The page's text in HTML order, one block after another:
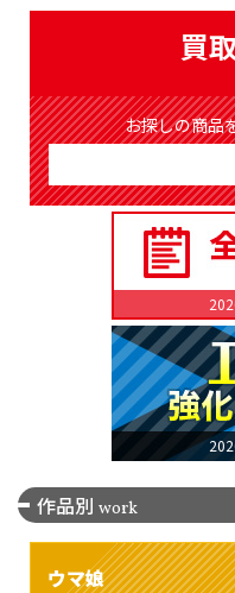
買
お探しの商品
作品別 work
ウマ娘